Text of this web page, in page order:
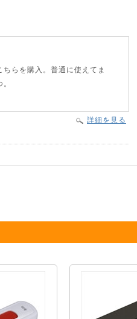
らを購入。普通に使えてま
詳細を見る